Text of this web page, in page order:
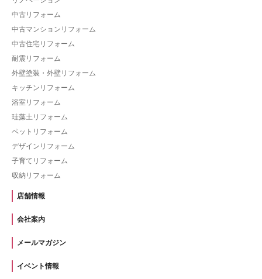
中古リフォーム
中古マンションリフォーム
中古住宅リフォーム
耐震リフォーム
外壁塗装・外壁リフォーム
キッチンリフォーム
浴室リフォーム
珪藻土リフォーム
ペットリフォーム
デザインリフォーム
子育てリフォーム
収納リフォーム
店舗情報
会社案内
メールマガジン
イベント情報